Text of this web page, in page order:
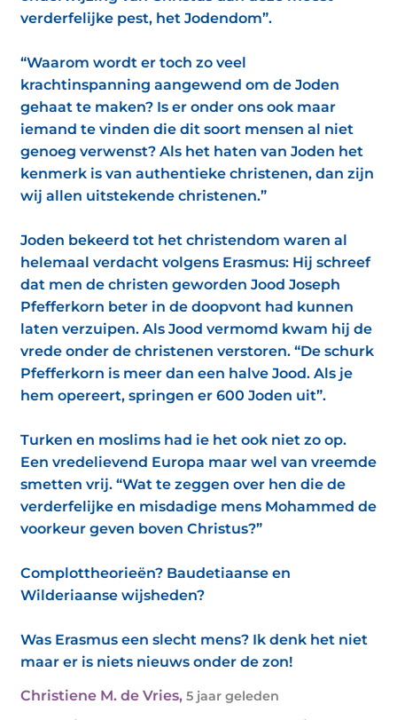
verderfelijke pest, het Jodendom”.
“Waarom wordt er toch zo veel
krachtinspanning aangewend om de Joden
gehaat te maken? Is er onder ons ook maar
iemand te vinden die dit soort mensen al niet
genoeg verwenst? Als het haten van Joden het
kenmerk is van authentieke christenen, dan zijn
wij allen uitstekende christenen.”
Joden bekeerd tot het christendom waren al
helemaal verdacht volgens Erasmus: Hij schreef
dat men de christen geworden Jood Joseph
Pfefferkorn beter in de doopvont had kunnen
laten verzuipen. Als Jood vermomd kwam hij de
vrede onder de christenen verstoren. “De schurk
Pfefferkorn is meer dan een halve Jood. Als je
hem opereert, springen er 600 Joden uit”.
Turken en moslims had ie het ook niet zo op.
Een vredelievend Europa maar wel van vreemde
smetten vrij. “Wat te zeggen over hen die de
verderfelijke en misdadige mens Mohammed de
voorkeur geven boven Christus?”
Complottheorieën? Baudetiaanse en
Wilderiaanse wijsheden?
Was Erasmus een slecht mens? Ik denk het niet
maar er is niets nieuws onder de zon!
Christiene M. de Vries, 5 jaar geleden